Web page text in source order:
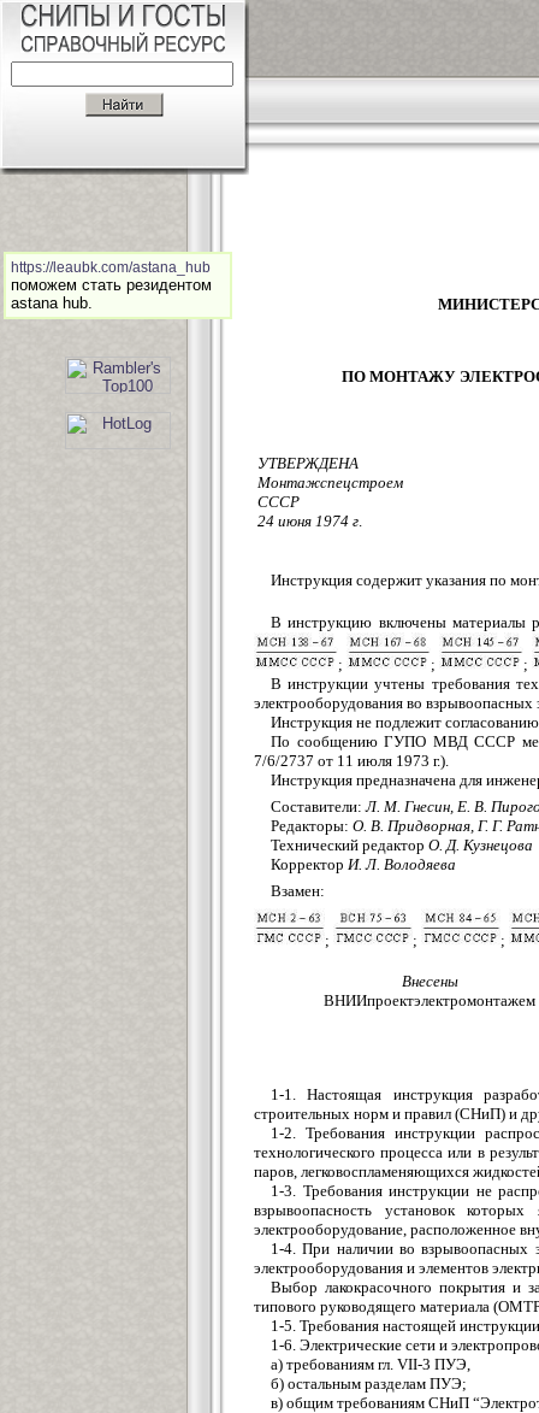
https://leaubk.com/astana_hub
поможем стать резидентом
astana hub.
ПО МОНТАЖУ
УТВЕРЖДЕНА
Монтажспецстроем
СССР
24 июня 1974 г.
Инструкция содержит указания по
В инструкцию включены материалы
; ;
;
В инструкции учтены требования
электрооборудования во взрывоопасных
Инструкция не подлежит
По сообщению ГУПО МВД СССР
7/6/2737 от 11 июля 1973 г.).
Инструкция предназначена для
Составители:Л. М. Гнесин, Е. В.
Редакторы: О. В. Придворная, Г. Г.
Технический редактор О. Д. Кузнецова
Корректор И. Л. Володяева
Взамен:
; ; ;
Внесены
ВНИИпроектэлектромонтажем
1-1. Настоящая инструкция
строительных норм и правил (СНиП) и
1-2. Требования инструкции
технологического процесса или в
паров, легковоспламеняющихся
1-3. Требования инструкции не
взрывоопасность установок
электрооборудование, расположенное
1-4. При наличии во
электрооборудования и элементов
Выбор лакокрасочного покрытия и
типового руководящего материала
1-5. Требования настоящей
1-6. Электрические сети и
а) требованиям гл. VII-3 ПУЭ,
б) остальным разделам ПУЭ;
в) общим требованиям СНиП